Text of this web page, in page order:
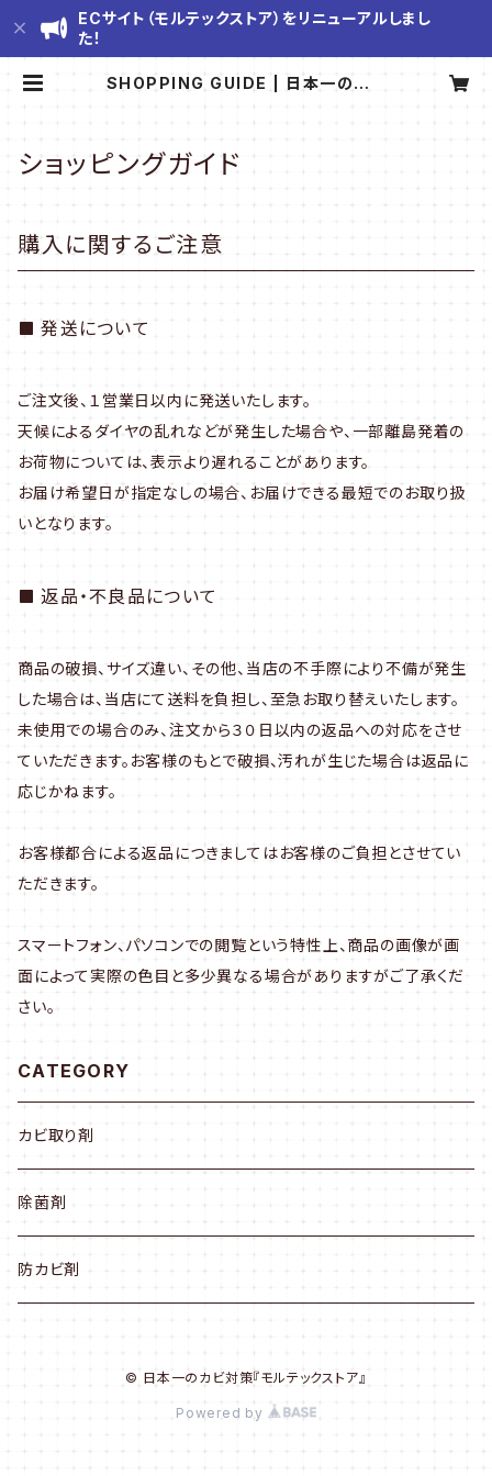
ECサイト（モルテックストア）をリニューアルしまし
た！
SHOPPING GUIDE | 日本一のカビ
ショッピングガイド
購入に関するご注意
発送について
ご注文後、１営業日以内に発送いたします。
天候によるダイヤの乱れなどが発生した場合や、一部離島発着の
お荷物については、表示より遅れることがあります。
お届け希望日が指定なしの場合、お届けできる最短でのお取り扱
いとなります。
返品・不良品について
商品の破損、サイズ違い、その他、当店の不手際により不備が発生
した場合は、当店にて送料を負担し、至急お取り替えいたします。
未使用での場合のみ、注文から３０日以内の返品への対応をさせ
ていただきます。お客様のもとで破損、汚れが生じた場合は返品に
応じかねます。
お客様都合による返品につきましてはお客様のご負担とさせてい
ただきます。
スマートフォン、パソコンでの閲覧という特性上、商品の画像が画
面によって実際の色目と多少異なる場合がありますがご了承くだ
さい。
CATEGORY
カビ取り剤
除菌剤
防カビ剤
© 日本一のカビ対策『モルテックストア』
Powered by